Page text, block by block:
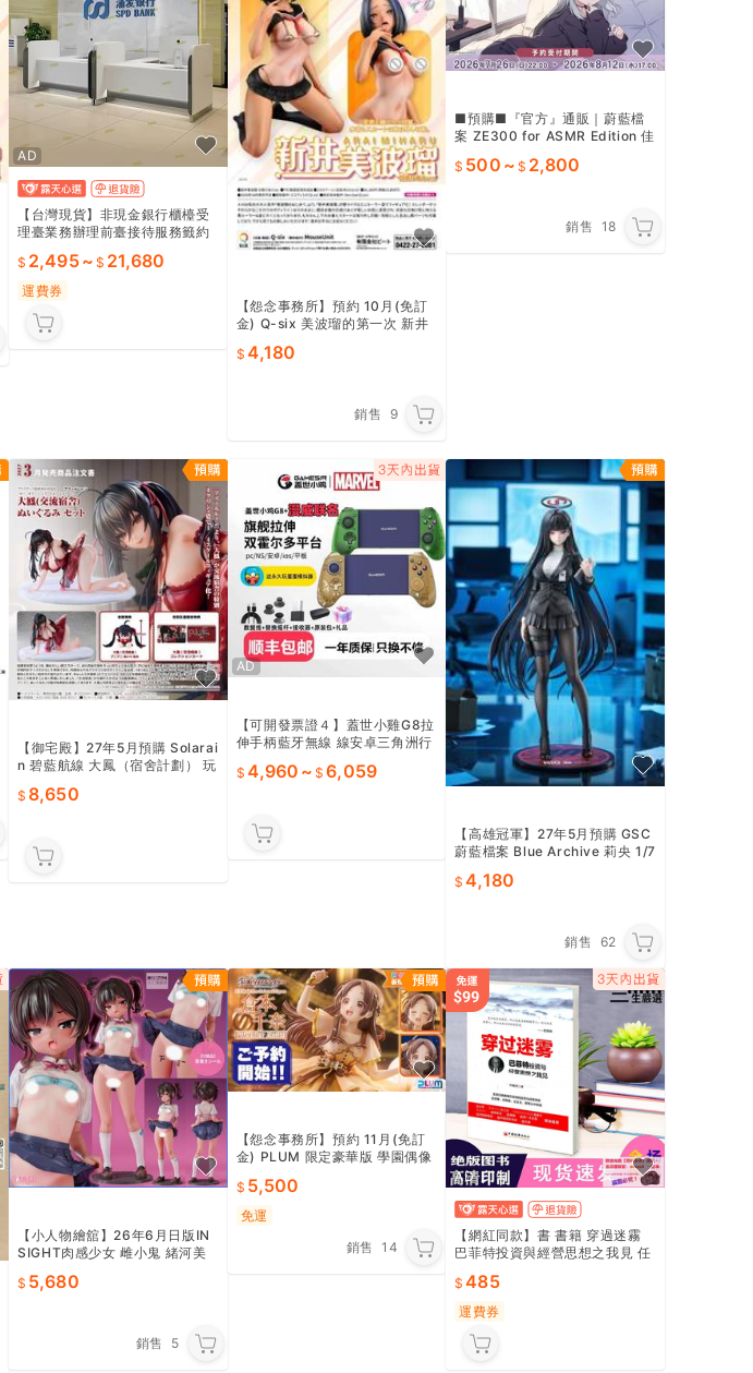
AD
【台灣現貨】非現金銀行櫃檯受
理臺業務辦理前臺接待服務籤約
2,495~ 21,680
運費券
【怨念事務所】預約 10月(免訂
金) Q-six 美波瑠的第一次 新井
4,180
銷售 9
■預購■『官方』通販｜蔚藍檔
案 ZE300 for ASMR Edition 佳
500 ~ 2,800
銷售 18
【御宅殿】27年5月預購 Solarai
n 碧藍航線 大鳳（宿舍計劃） 玩
8,650
AD
【可開發票證４】蓋世小雞G8拉
伸手柄藍牙無線 線安卓三角洲行
4,960 ~ 6,059
【高雄冠軍】27年5月預購 GSC
蔚藍檔案 Blue Archive 莉央 1/7
4,180
銷售 62
【小人物繪舘】26年6月日版IN
SIGHT肉感少女 雌小鬼 緒河美
禁PMMA成品
5,680
銷售 5
【怨念事務所】預約 11月(免訂
金) PLUM 限定豪華版 學園偶像
8165,500
免運
銷售
14
AD
【網紅同款】書 書籍 穿過迷霧
巴菲特投資與經營思想之我見 任
485
運費券